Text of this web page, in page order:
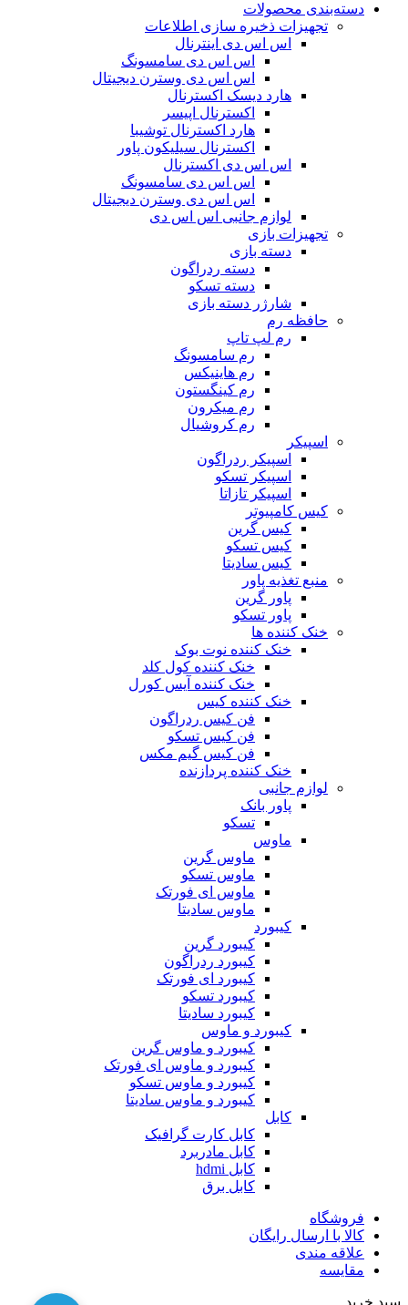
دسته‌بندی محصولات
تجهیزات ذخیره سازی اطلاعات
اس اس دی اینترنال
اس اس دی سامسونگ
اس اس دی وسترن دیجیتال
هارد دیسک اکسترنال
اکسترنال اپیسر
هارد اکسترنال توشیبا
اکسترنال سیلیکون پاور
اس اس دی اکسترنال
اس اس دی سامسونگ
اس اس دی وسترن دیجیتال
لوازم جانبی اس اس دی
تجهیزات بازی
دسته بازی
دسته ردراگون
دسته تسکو
شارژر دسته بازی
حافظه رم
رم لپ تاپ
رم سامسونگ
رم هاینیکس
رم کینگستون
رم میکرون
رم کروشیال
اسپیکر
اسپیکر ردراگون
اسپیکر تسکو
اسپیکر تازاتا
کیس کامپیوتر
کیس گرین
کیس تسکو
کیس سادیتا
منبع تغذیه‌ پاور
پاور گرین
پاور تسکو
خنک کننده ها
خنک کننده نوت بوک
خنک کننده کول کلد
خنک کننده آیس کورل
خنک کننده کیس
فن کیس ردراگون
فن کیس تسکو
فن کیس گیم مکس
خنک کننده پردازنده
لوازم جانبی
پاور بانک
تسکو
ماوس
ماوس گرین
ماوس تسکو
ماوس ای فورتک
ماوس سادیتا
کیبورد
کیبورد گرین
کیبورد ردراگون
کیبورد ای فورتک
کیبورد تسکو
کیبورد سادیتا
کیبورد و ماوس
کیبورد و ماوس گرین
کیبورد و ماوس ای فورتک
کیبورد و ماوس تسکو
کیبورد و ماوس سادیتا
کابل
کابل کارت گرافیک
کابل مادربرد
کابل hdmi
کابل برق
فروشگاه
کالا با ارسال رایگان
علاقه مندی
مقایسه